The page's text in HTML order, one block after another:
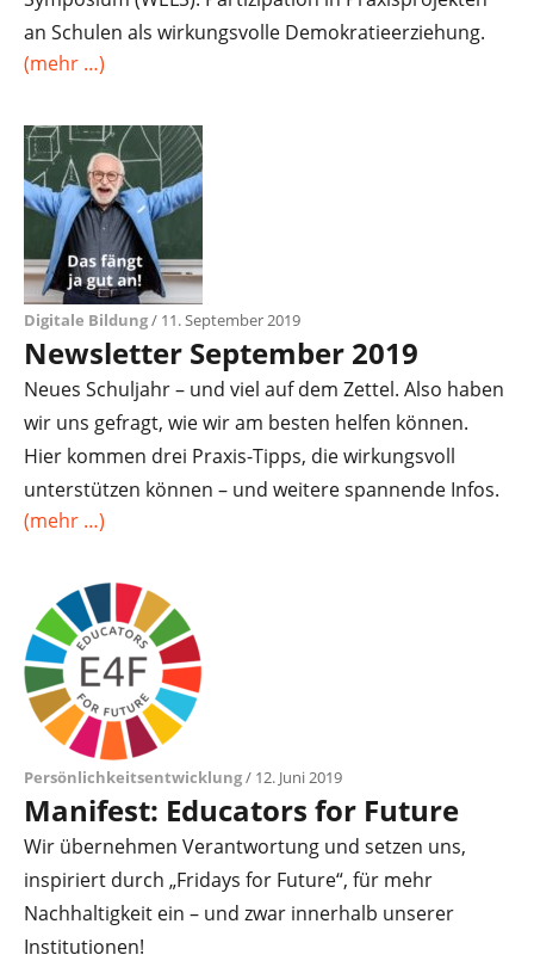
an Schulen als wirkungsvolle Demokratieerziehung.
(mehr …)
Digitale Bildung/ 11. September 2019
Newsletter September 2019
Neues Schuljahr – und viel auf dem Zettel. Also haben
wir uns gefragt, wie wir am besten helfen können.
Hier kommen drei Praxis-Tipps, die wirkungsvoll
unterstützen können – und weitere spannende Infos.
(mehr …)
Persönlichkeitsentwicklung/ 12. Juni 2019
Manifest: Educators for Future
Wir übernehmen Verantwortung und setzen uns,
inspiriert durch „Fridays for Future“, für mehr
Nachhaltigkeit ein – und zwar innerhalb unserer
Institutionen!